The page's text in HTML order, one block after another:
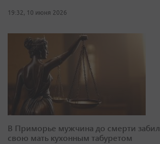
19:32, 10 июня 2026
В Приморье мужчина до смерти забил
свою мать кухонным табуретом